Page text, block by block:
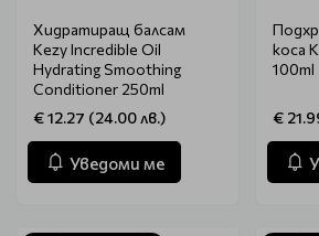
Хидратиращ балсам
Kezy Incredible Oil
Hydrating Smoothing
Conditioner 250ml
€ 12.27 (24.00 лв.)
Уведоми ме
коса
100ml
€